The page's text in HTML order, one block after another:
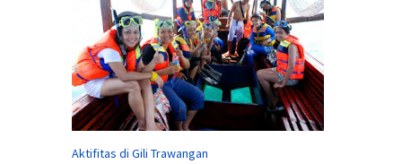
Aktifitas di Gili Trawangan